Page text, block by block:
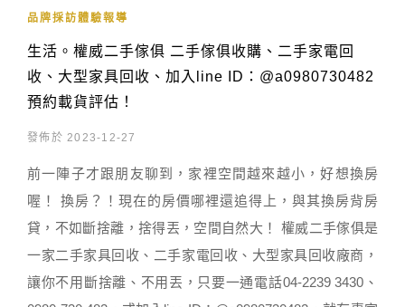
品牌採訪體驗報導
生活。權威二手傢俱 二手傢俱收購、二手家電回
收、大型家具回收、加入line ID：@a0980730482
預約載貨評估！
發佈於 2023-12-27
前一陣子才跟朋友聊到，家裡空間越來越小，好想換房
喔！ 換房？！現在的房價哪裡還追得上，與其換房背房
貸，不如斷捨離，捨得丟，空間自然大！ 權威二手傢俱是
一家二手家具回收、二手家電回收、大型家具回收廠商，
讓你不用斷捨離、不用丟，只要一通電話04-2239 3430、